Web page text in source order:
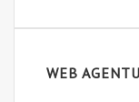
WEB